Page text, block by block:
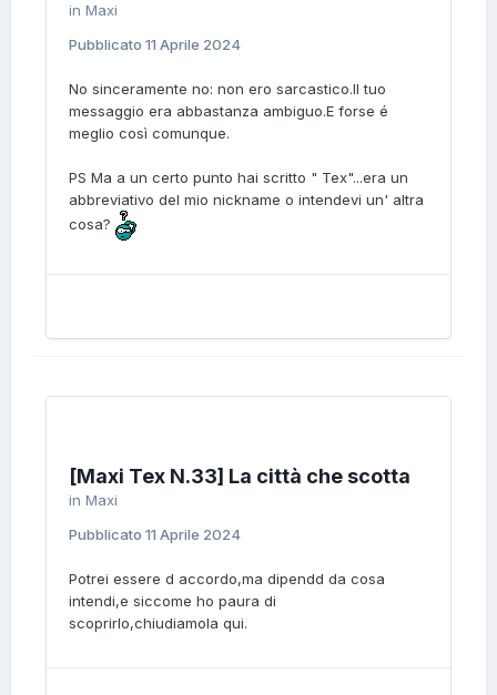
in Maxi
Pubblicato 11 Aprile 2024
No sinceramente no: non ero sarcastico.Il tuo
messaggio era abbastanza ambiguo.E forse é
meglio così comunque.
PS Ma a un certo punto hai scritto " Tex"...era un
abbreviativo del mio nickname o intendevi un' altra
cosa?
[Maxi Tex N.33] La città che scotta
in Maxi
Pubblicato 11 Aprile 2024
Potrei essere d accordo,ma dipendd da cosa
intendi,e siccome ho paura di
scoprirlo,chiudiamola qui.